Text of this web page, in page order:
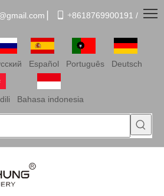
 +8618769900191 /
Español Português Deutsch
Bahasa indonesia